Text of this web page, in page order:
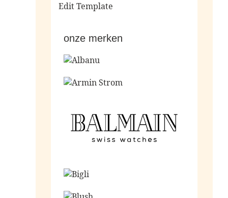
Edit Template
onze merken